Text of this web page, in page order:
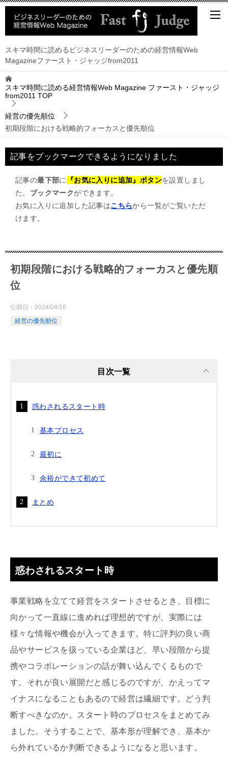
スキマ時間に読めるビジネスリーダーのための経営情報Web
Magazineファースト・ジャッジfrom2011
スキマ時間に読める経営情報Web Magazine ファースト・ジャッジ
from2011 TOP
経営の優先順位
初期段階における戦略的フォーカスと優先順位
記事をブックマークできるようになりました
記事の最下部に 『お気に入りに追加』ボタンを設置しまし
た。 ブックマークができます。
お気に入りに追加した記事はこちらから一覧がご覧いただ
けます。
初期段階における戦略的フォーカスと優先順
位
公開日： 2024/04/16
経営の優先順位
目次一覧
惑わされるスタート時
基本プロセス
最初に
余裕ができて初めて
まとめ
惑わされるスタート時
事業戦略を立てて経営をスタートさせるとき、目標に
向かって一直線に進めれば理想的ですが、実際には
様々な情報や機会が入ってきます。特に評判の良い商
品やサービスを扱っている企業ほど、早い段階から提
携やコラボレーションの話が舞い込んでくるもので
す。それが良い展開だと感じるのですが、かえってマ
イナスになることもあるので経営は繊細です。どう判
断すべきなのか。スタート時のプロセスをまとめてみ
ました。そうすることで、基本形が理解でき、基本か
ら外れているか判断できるようになると思います。